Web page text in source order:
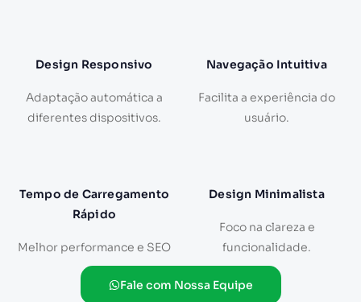
Design Responsivo
Adaptação automática a
diferentes dispositivos.
Navegação Intuitiva
Facilita a experiência do
usuário.
Tempo de Carregamento
Rápido
Melhor performance e SEO
Design Minimalista
Foco na clareza e
funcionalidade.
Fale com Nossa Equipe